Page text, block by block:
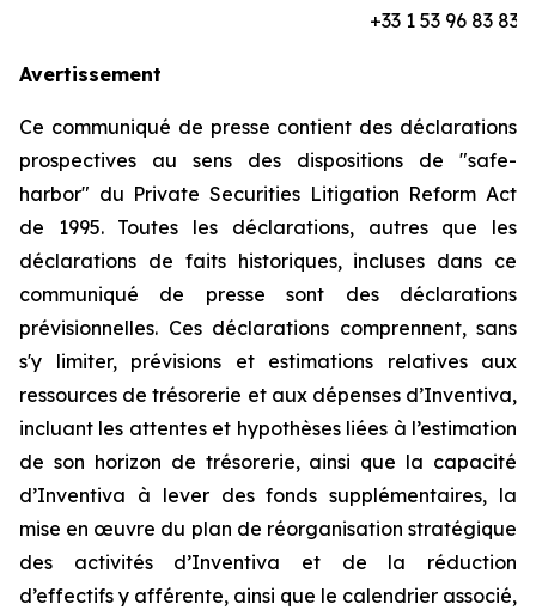
+33 1 53 96 83 83
Avertissement
Ce communiqué de presse contient des déclarations
prospectives au sens des dispositions de "safe-
harbor" du Private Securities Litigation Reform Act
de 1995. Toutes les déclarations, autres que les
déclarations de faits historiques, incluses dans ce
communiqué de presse sont des déclarations
prévisionnelles. Ces déclarations comprennent, sans
s'y limiter, prévisions et estimations relatives aux
ressources de trésorerie et aux dépenses d’Inventiva,
incluant les attentes et hypothèses liées à l’estimation
de son horizon de trésorerie, ainsi que la capacité
d’Inventiva à lever des fonds supplémentaires, la
mise en œuvre du plan de réorganisation stratégique
des activités d’Inventiva et de la réduction
d’effectifs y afférente, ainsi que le calendrier associé,